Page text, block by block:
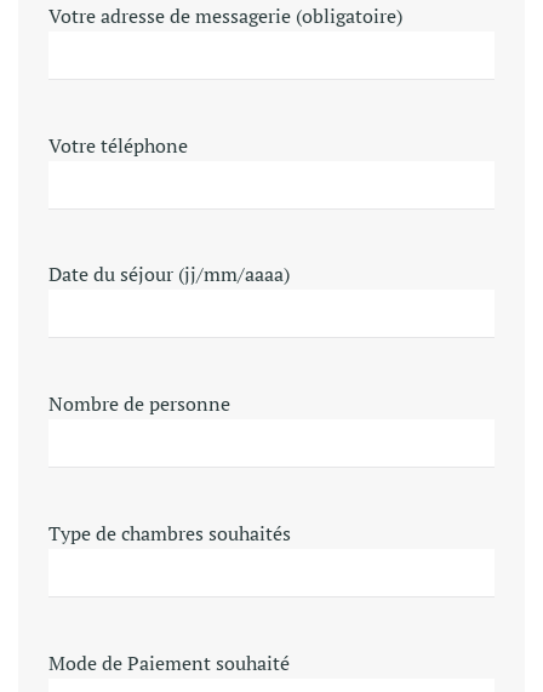
Votre adresse de messagerie (obligatoire)
Votre téléphone
Date du séjour (jj/mm/aaaa)
Nombre de personne
Type de chambres souhaités
Mode de Paiement souhaité